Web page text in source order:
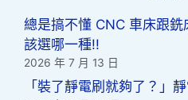
總是搞不懂 CNC 車床跟
該選哪一種!!
2026 年 7 月 13 日
「裝了靜電刷就夠了？」